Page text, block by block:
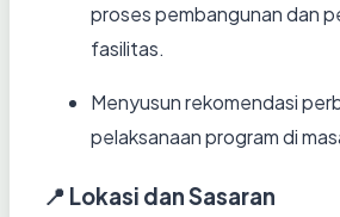
proses pembangunan dan
fasilitas.
Menyusun rekomendasi
pelaksanaan program di
📍 Lokasi dan Sasaran